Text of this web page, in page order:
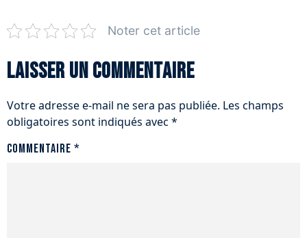
Noter cet article
Laisser un commentaire
Votre adresse e-mail ne sera pas publiée. Les champs
obligatoires sont indiqués avec *
Commentaire *